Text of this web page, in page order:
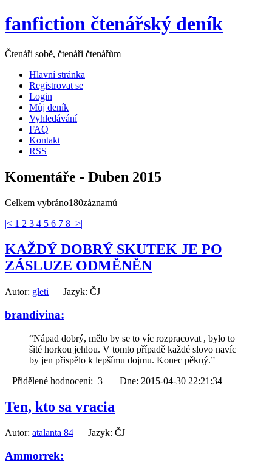
fanfiction čtenářský deník
Čtenáři sobě, čtenáři čtenářům
Hlavní stránka
Registrovat se
Login
Můj deník
Vyhledávání
FAQ
Kontakt
RSS
Komentáře - Duben 2015
Celkem vybráno180záznamů
|< 1 2 3 4 5 6 7 8 >|
KAŽDÝ DOBRÝ SKUTEK JE PO
ZÁSLUZE ODMĚNĚN
Autor: gleti Jazyk: ČJ
brandivina:
“Nápad dobrý, mělo by se to víc rozpracovat , bylo to
šité horkou jehlou. V tomto případě každé slovo navíc
by jen přispělo k lepšímu dojmu. Konec pěkný.”
Přidělené hodnocení: 3 Dne: 2015-04-30 22:21:34
Ten, kto sa vracia
Autor: atalanta 84 Jazyk: ČJ
Ammorrek: